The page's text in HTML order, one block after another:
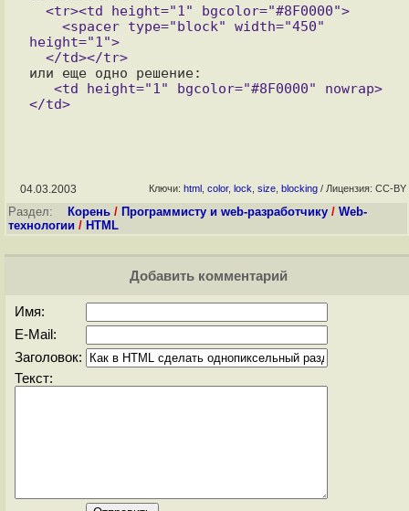
height="1">
  </td></tr>
</td>
04.03.2003 Ключи: html color, lock size blocking / Лицензия: CC-BY
Раздел: Корень / Программисту и web-разработчику / Web-
технологии / HTML
Добавить комментарий
Имя:
E-Mail:
Заголовок:
Текст: